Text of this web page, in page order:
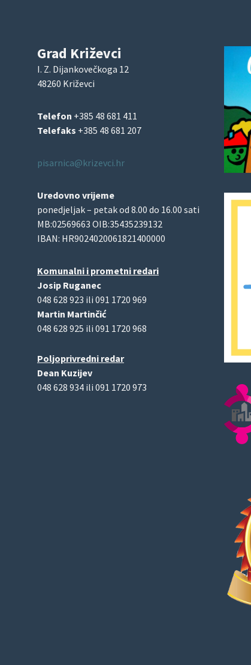
Grad Križevci
I. Z. Dijankovečkoga 12
48260 Križevci
Telefon +385 48 681 411
Telefaks +385 48 681 207
pisarnica@krizevci.hr
Uredovno vrijeme
ponedjeljak – petak od 8.00 do 16.00 sati
MB:02569663 OIB:35435239132
IBAN: HR9024020061821400000
Komunalni i prometni redari
Josip Ruganec
048 628 923 ili 091 1720 969
Martin Martinčić
048 628 925 ili 091 1720 968
Poljoprivredni redar
Dean Kuzijev
048 628 934 ili 091 1720 973